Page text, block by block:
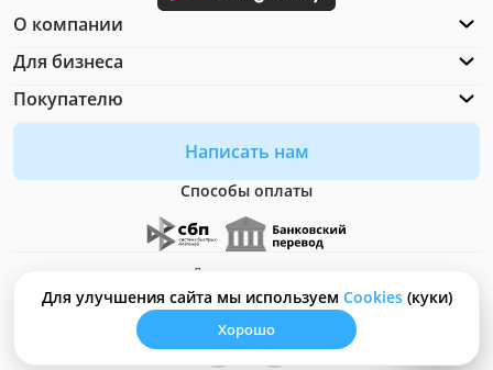
Для улучшения сайта мы используем Сookies(куки)
Хорошо
Написать нам
Способы оплаты
О компании
Для бизнеса
Покупателю
© ООО "Неософт" - 2026
Документация
Что такое Cookies?